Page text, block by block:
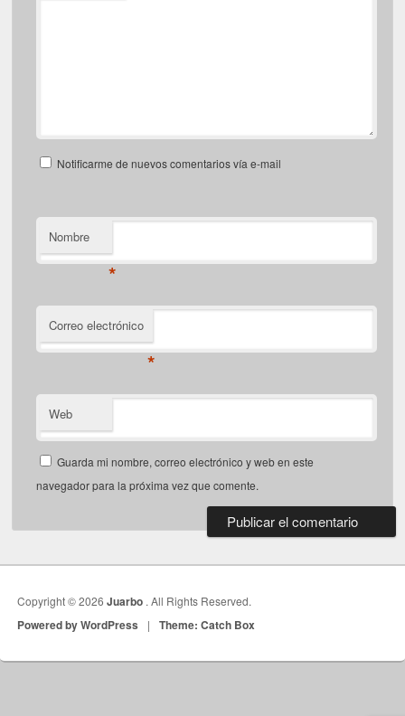
Notificarme de nuevos comentarios vía e-mail
Nombre
*
Correo electrónico
*
Web
Guarda mi nombre, correo electrónico y web en este
navegador para la próxima vez que comente.
Copyright © 2026Juarbo . All Rights Reserved.
Powered by WordPress | Theme: Catch Box